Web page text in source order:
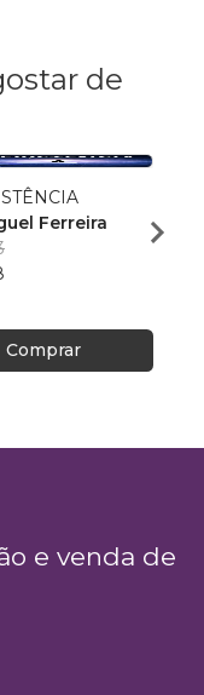
de
Ferreira
Comprar
R$
e venda de